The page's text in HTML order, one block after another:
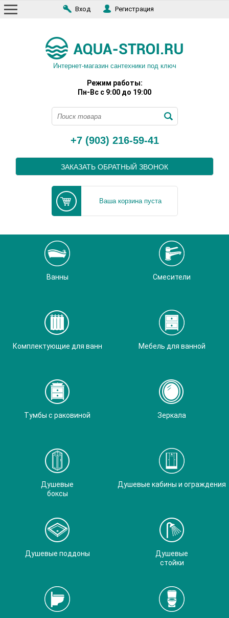
Вход Регистрация
Интернет-магазин сантехники под ключ
Режим работы:
Пн-Вс с 9:00 до 19:00
+7 (903) 216-59-41
ЗАКАЗАТЬ ОБРАТНЫЙ ЗВОНОК
Ваша корзина пуста
Ванны Смесители
Комплектующие для ванн Мебель для ванной
Тумбы с раковиной Зеркала
Душевые
боксы
Душевые кабины и ограждения
Душевые поддоны
Душевые
стойки